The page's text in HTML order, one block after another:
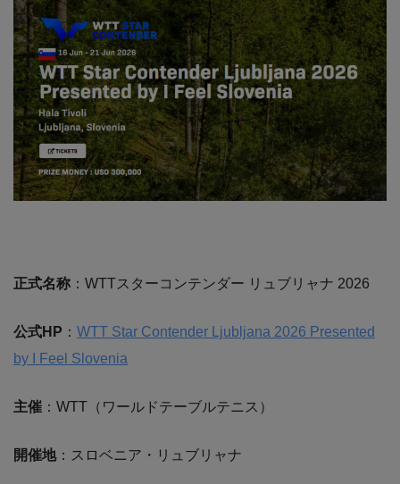
正式名称 ：WTTスターコンテンダー リュブリャナ 2026
公式HP ： WTT Star Contender Ljubljana 2026 Presented
by I Feel Slovenia
主催 ：WTT（ワールドテーブルテニス）
開催地：スロベニア・リュブリャナ